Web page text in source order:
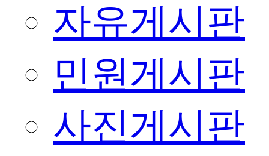
자유게시판
민원게시판
사진게시판